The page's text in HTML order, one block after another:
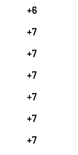
+6
+7
+7
+7
+7
+7
+7